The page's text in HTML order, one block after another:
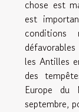
chose est
est
conditions
les Antilles
des
Europe
septembre,